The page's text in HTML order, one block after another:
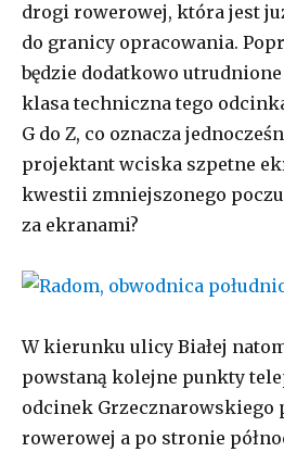
drogi rowerowej, która jest
do granicy opracowania.
będzie dodatkowo
klasa techniczna tego
G do Z, co oznacza
projektant wciska szpetne
kwestii zmniejszonego
za ekranami?
W kierunku ulicy Białej
powstaną kolejne punkty
odcinek Grzecznarowskiego
rowerowej a po stronie